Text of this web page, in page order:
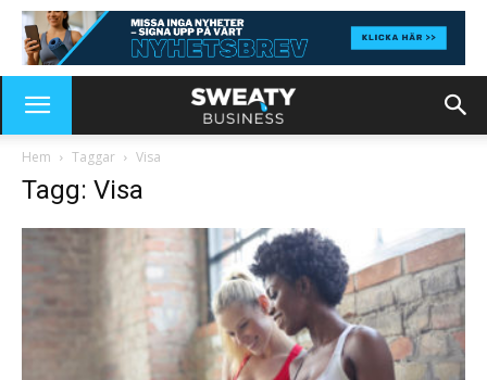
Hem Taggar Visa
Tagg: Visa